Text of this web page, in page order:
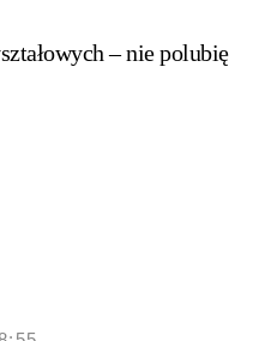
– nie polubię